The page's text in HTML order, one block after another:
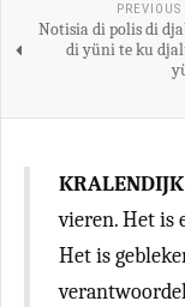
Notisia di polis di
di yüni te ku
KRALENDIJK
vieren. Het is
Het is